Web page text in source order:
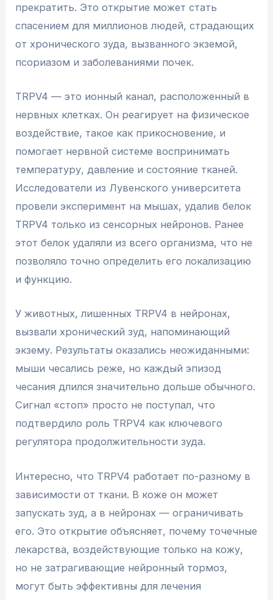
прекратить. Это открытие может стать
спасением для миллионов людей, страдающих
от хронического зуда, вызванного экземой,
псориазом и заболеваниями почек.
TRPV4 — это ионный канал, расположенный в
нервных клетках. Он реагирует на физическое
воздействие, такое как прикосновение, и
помогает нервной системе воспринимать
температуру, давление и состояние тканей.
Исследователи из Лувенского университета
провели эксперимент на мышах, удалив белок
TRPV4 только из сенсорных нейронов. Ранее
этот белок удаляли из всего организма, что не
позволяло точно определить его локализацию
и функцию.
У животных, лишенных TRPV4 в нейронах,
вызвали хронический зуд, напоминающий
экзему. Результаты оказались неожиданными:
мыши чесались реже, но каждый эпизод
чесания длился значительно дольше обычного.
Сигнал «стоп» просто не поступал, что
подтвердило роль TRPV4 как ключевого
регулятора продолжительности зуда.
Интересно, что TRPV4 работает по-разному в
зависимости от ткани. В коже он может
запускать зуд, а в нейронах — ограничивать
его. Это открытие объясняет, почему точечные
лекарства, воздействующие только на кожу,
но не затрагивающие нейронный тормоз,
могут быть эффективны для лечения